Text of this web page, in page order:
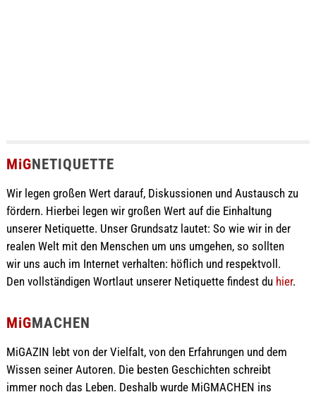
MiGNETIQUETTE
Wir legen großen Wert darauf, Diskussionen und Austausch zu
fördern. Hierbei legen wir großen Wert auf die Einhaltung
unserer Netiquette. Unser Grundsatz lautet: So wie wir in der
realen Welt mit den Menschen um uns umgehen, so sollten
wir uns auch im Internet verhalten: höflich und respektvoll.
Den vollständigen Wortlaut unserer Netiquette findest du hier.
MiGMACHEN
MiGAZIN lebt von der Vielfalt, von den Erfahrungen und dem
Wissen seiner Autoren. Die besten Geschichten schreibt
immer noch das Leben. Deshalb wurde MiGMACHEN ins